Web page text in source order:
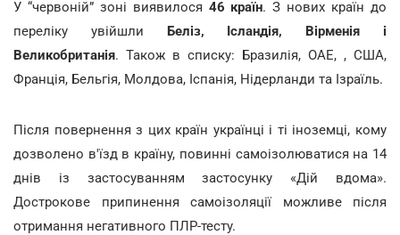
У “червоній” зоні виявилося 46 країн. З нових країн до
переліку увійшли Беліз, Ісландія, Вірменія і
Великобританія. Також в списку: Бразилія, ОАЕ, , США,
Франція, Бельгія, Молдова, Іспанія, Нідерланди та Ізраїль.
Після повернення з цих країн українці і ті іноземці, кому
дозволено в'їзд в країну, повинні самоізолюватися на 14
днів із застосуванням застосунку «Дій вдома».
Дострокове припинення самоізоляції можливе після
отримання негативного ПЛР-тесту.